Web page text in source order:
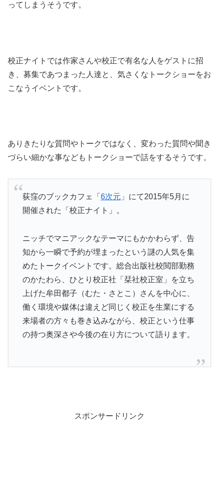
ってしまうそうです。
校正ナイトでは作家さんや校正で有名な人をゲストに招
き、募集であつまった人達と、気さくなトークショーをお
こなうイベントです。
ありきたりな質問やトークではなく、変わった質問や聞き
づらい細かな事などもトークショーで話をするそうです。
荻窪のブックカフェ「 6次元 」にて2015年5月に
開催された「校正ナイト」。
ニッチでマニアックなテーマにもかかわらず、告
知から一瞬で予約が埋まったという謎の人気を集
めたトークイベントです。総合出版社校閲部勤務
のかたわら、ひとり校正社「栞社校正室」を立ち
上げた牟田都子（むた・さとこ）さんを中心に、
働く環境や媒体は違えど同じく校正を生業にする
来場者の方々も巻き込みながら、校正という仕事
の持つ奥深さや今後の在り方について語ります。
スポンサードリンク